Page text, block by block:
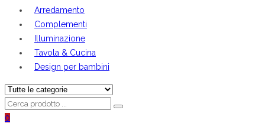
Arredamento
Complementi
Illuminazione
Tavola & Cucina
Design per bambini
0